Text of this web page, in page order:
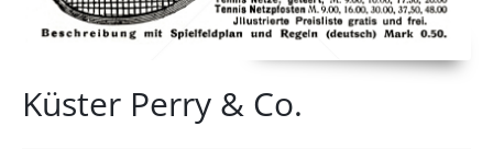
Konzerne
Küster Perry & Co.